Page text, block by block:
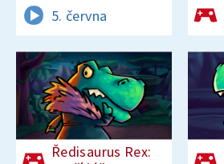
5. června
Ředisaurus Rex: